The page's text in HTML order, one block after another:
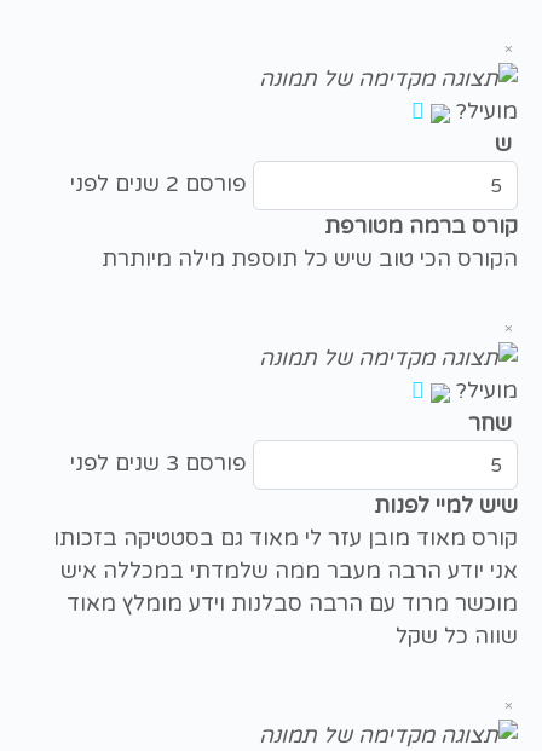
×
מועיל?
ש
פורסם 2 שנים לפני
קורס ברמה מטורפת
הקורס הכי טוב שיש כל תוספת מילה מיותרת
×
מועיל?
שחר
פורסם 3 שנים לפני
שיש למיי לפנות
קורס מאוד מובן עזר לי מאוד גם בסטטיקה בזכותו
אני יודע הרבה מעבר ממה שלמדתי במכללה איש
מוכשר מרוד עם הרבה סבלנות וידע מומלץ מאוד
שווה כל שקל
×